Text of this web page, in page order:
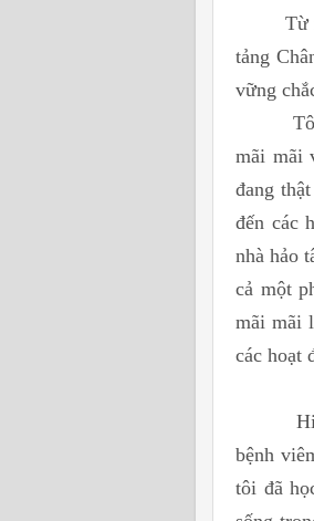
Từ
tảng
vững
Tôi có
mãi mãi
đang
đến các
nhà hảo
cả một
mãi mãi
các hoạt
Hiện
bệnh
tôi đã